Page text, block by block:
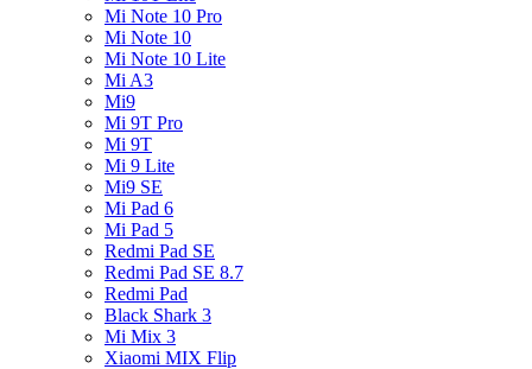
Mi Note 10 Pro
Mi Note 10
Mi Note 10 Lite
Mi A3
Mi9
Mi 9T Pro
Mi 9T
Mi 9 Lite
Mi9 SE
Mi Pad 6
Mi Pad 5
Redmi Pad SE
Redmi Pad SE 8.7
Redmi Pad
Black Shark 3
Mi Mix 3
Xiaomi MIX Flip